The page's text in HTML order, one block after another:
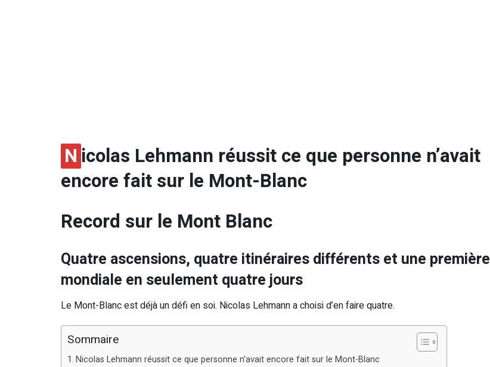
N icolas Lehmann réussit ce que personne n’avait
encore fait sur le Mont-Blanc
Record sur le Mont Blanc
Quatre ascensions, quatre itinéraires différents et une première
mondiale en seulement quatre jours
Le Mont-Blanc est déjà un défi en soi. Nicolas Lehmann a choisi d’en faire quatre.
Sommaire
Nicolas Lehmann réussit ce que personne n’avait encore fait sur le Mont-Blanc